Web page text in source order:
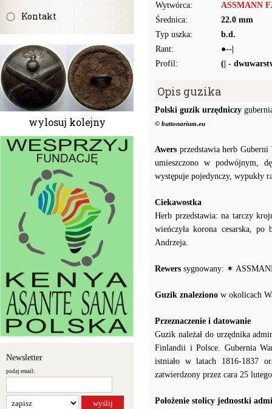
Kontakt
wylosuj kolejny
Newsletter
podaj email:
Wytwórca:
ASSMANN
Średnica:
22.0 mm
Typ uszka:
b.d.
Rant:
●--|
Profil:
(| -
Opis guzika
Polski guzik urzędniczy
© buttonarium.eu
Awers przedstawia herb Guberni
umieszczono w podwójnym,
występuje pojedynczy, wypukły
Ciekawostka
Herb przedstawia: na tarczy
wieńczyła korona cesarska, po
Andrzeja.
Rewers sygnowany: ✶
Guzik znaleziono w okolicach
Przeznaczenie i datowanie
Guzik należał do urzędnika
Finlandii i Polsce. Gubernia
istniało w latach 1816-1837
zatwierdzony przez cara 25
Położenie stolicy jednostki